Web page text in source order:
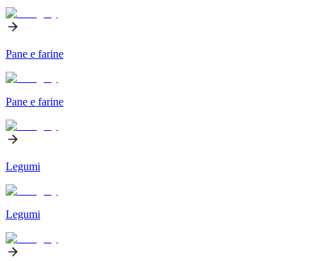
Pane e farine
Pane e farine
Legumi
Legumi